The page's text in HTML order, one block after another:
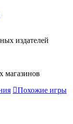
издателей
магазинов
Похожие игры